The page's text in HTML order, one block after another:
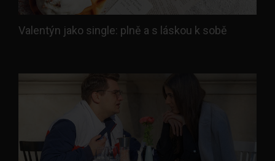
Valentýn jako single: plně a s láskou k sobě